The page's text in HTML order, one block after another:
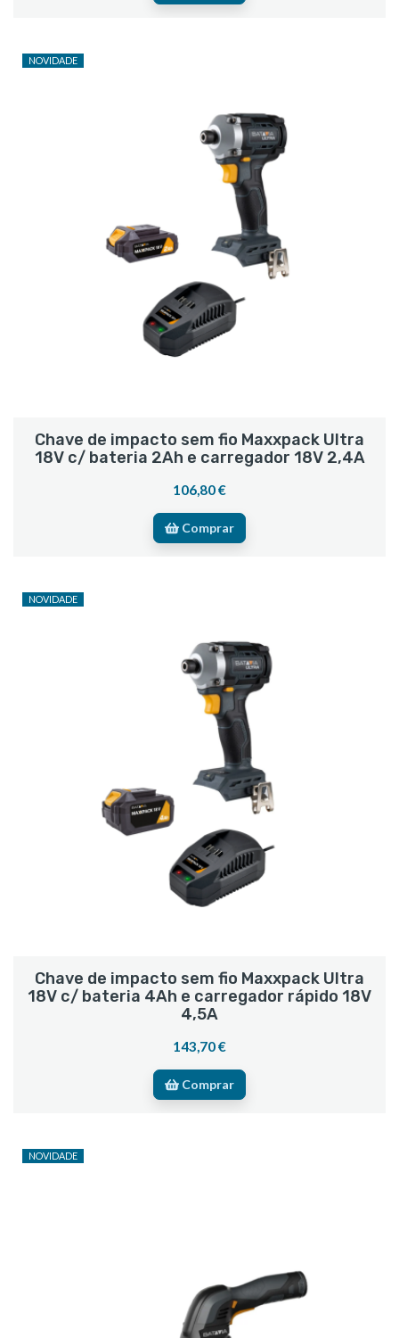
NOVIDADE
Chave de impacto sem fio Maxxpack Ultra
18V c/ bateria 2Ah e carregador 18V 2,4A
106,80 €
Comprar
NOVIDADE
Chave de impacto sem fio Maxxpack Ultra
18V c/ bateria 4Ah e carregador rápido 18V
4,5A
143,70 €
Comprar
NOVIDADE